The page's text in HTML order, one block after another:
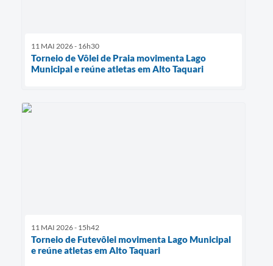
11 MAI 2026 - 16h30
Torneio de Vôlei de Praia movimenta Lago
Municipal e reúne atletas em Alto Taquari
11 MAI 2026 - 15h42
Torneio de Futevôlei movimenta Lago Municipal
e reúne atletas em Alto Taquari